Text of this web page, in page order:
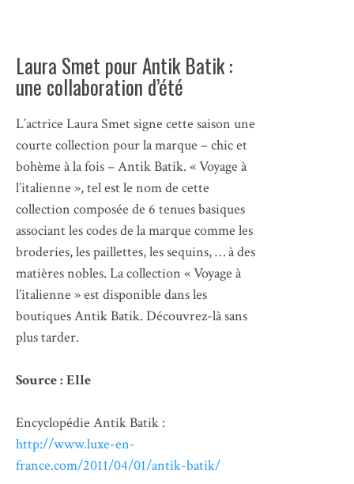
Laura Smet pour Antik Batik :
une collaboration d’été
L’actrice Laura Smet signe cette saison une
courte collection pour la marque – chic et
bohème à la fois – Antik Batik. « Voyage à
l’italienne », tel est le nom de cette
collection composée de 6 tenues basiques
associant les codes de la marque comme les
broderies, les paillettes, les sequins, … à des
matières nobles. La collection « Voyage à
l’italienne » est disponible dans les
boutiques Antik Batik. Découvrez-là sans
plus tarder.
Source : Elle
Encyclopédie Antik Batik :
http://www.luxe-en-
france.com/2011/04/01/antik-batik/